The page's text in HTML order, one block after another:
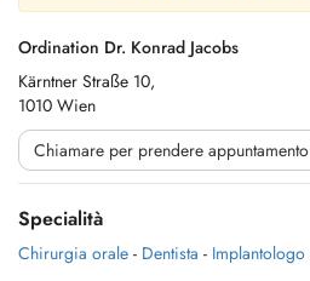
Ordination Dr. Konrad Jacobs
Kärntner Straße 10,
1010 Wien
Chiamare per prendere appuntamento
Specialità
Chirurgia orale - Dentista - Implantologo